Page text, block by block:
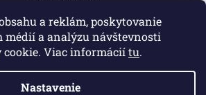
a reklám, poskytovanie
a analýzu návštevnosti
cookie. Viac informáciítu.
Nastavenie
Elektro. Všetky práva vyhradené.
nastavenie cookies